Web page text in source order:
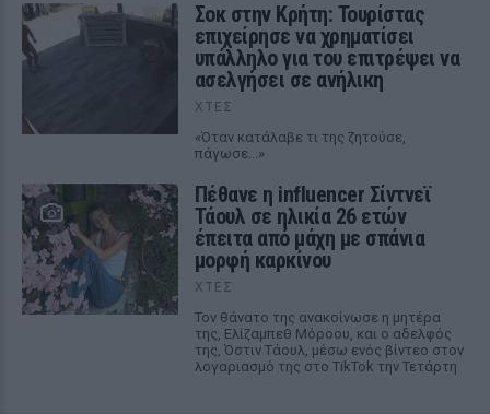
Σοκ στην Κρήτη: Τουρίστας
επιχείρησε να χρηματίσει
υπάλληλο για του επιτρέψει να
ασελγήσει σε ανήλικη
ΧΤΕΣ
«Όταν κατάλαβε τι της ζητούσε,
πάγωσε...»
Πέθανε η influencer Σίντνεϊ
Τάουλ σε ηλικία 26 ετών
έπειτα από μάχη με σπάνια
μορφή καρκίνου
ΧΤΕΣ
Τον θάνατο της ανακοίνωσε η μητέρα
της, Ελίζαμπεθ Μόροου, και ο αδελφός
της, Όστιν Τάουλ, μέσω ενός βίντεο στον
λογαριασμό της στο TikTok την Τετάρτη